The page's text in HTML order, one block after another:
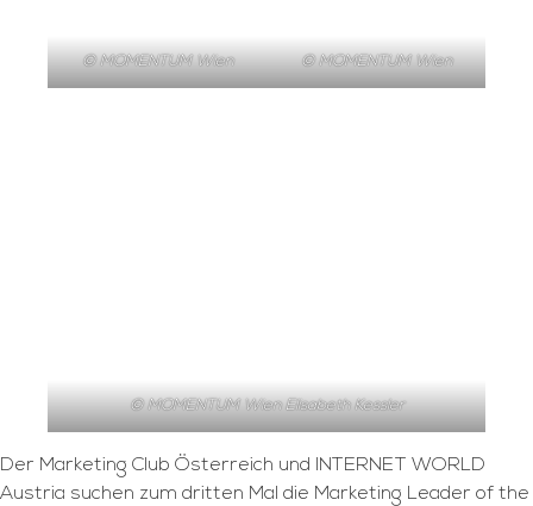
© MOMENTUM Wien © MOMENTUM Wien
© MOMENTUM Wien Elisabeth Kessler
Der Marketing Club Österreich und INTERNET WORLD
Austria suchen zum dritten Mal die Marketing Leader of the